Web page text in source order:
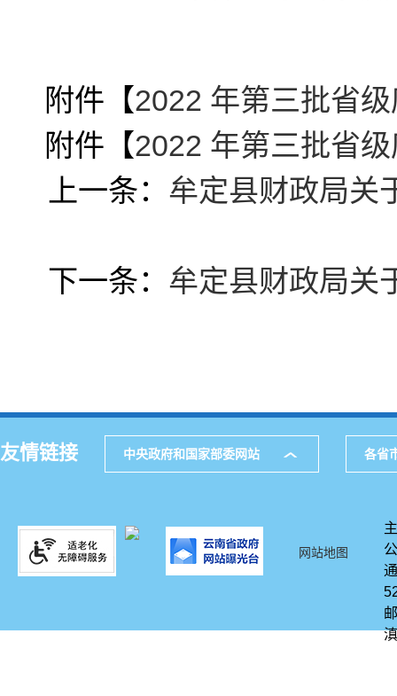
附件【2022 年第三批省
附件【2022 年第三批省
上一条： 牟定县财政局关
下一条： 牟定县财政局关
友情链接 中央政府和国家部委网站 各省
网站地图